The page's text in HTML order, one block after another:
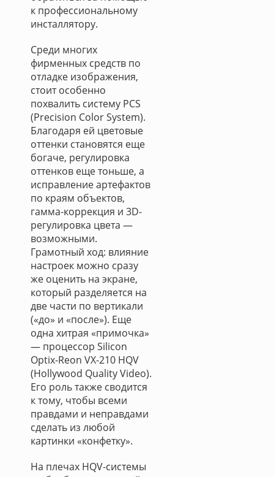
к профессиональному
инсталлятору.
Среди многих
фирменных средств по
отладке изображения,
стоит особенно
похвалить систему PCS
(Precision Color System).
Благодаря ей цветовые
оттенки становятся еще
богаче, регулировка
оттенков еще тоньше, а
исправление артефактов
по краям объектов,
гамма-коррекция и 3D-
регулировка цвета —
возможными.
Грамотный ход: влияние
настроек можно сразу
же оценить на экране,
который разделяется на
две части по вертикали
(«до» и «после»). Еще
одна хитрая «примочка»
— процессор Silicon
Optix-Reon VX-210 HQV
(Hollywood Quality Video).
Его роль также сводится
к тому, чтобы всеми
правдами и неправдами
сделать из любой
картинки «конфетку».
На плечах HQV-системы